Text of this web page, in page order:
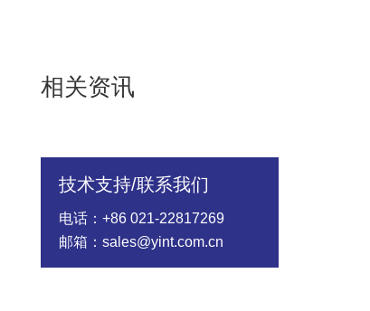
相关资讯
技术支持/联系我们
电话：+86 021-22817269
邮箱：sales@yint.com.cn